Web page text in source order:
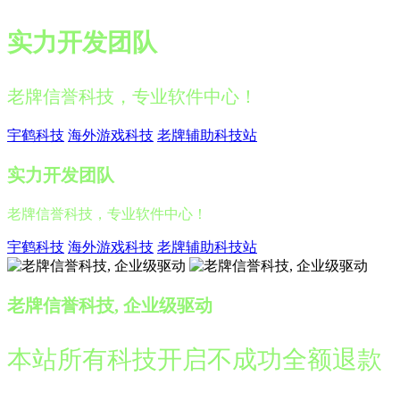
实力开发团队
老牌信誉科技，专业软件中心！
宇鹤科技 海外游戏科技 老牌辅助科技站
实力开发团队
老牌信誉科技，专业软件中心！
宇鹤科技 海外游戏科技 老牌辅助科技站
老牌信誉科技, 企业级驱动
本站所有科技开启不成功全额退款